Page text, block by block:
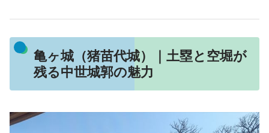
亀ヶ城（猪苗代城）｜土塁と空堀が
残る中世城郭の魅力